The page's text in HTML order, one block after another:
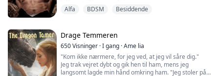
ansigt.
forudsige og endnu sværere at forsvare sig imod.
Oven i alt andet var parringsbåndet tilbage med fuld
styrke, og det gjorde Ava hyperbevidst om hvert eneste
kontaktpunkt, hvor Xaviers krop rørte hendes egen.
Hendes krop begyndte at varme op af sig selv,
Alfa BDSM Besiddende
Drage Temmeren
650Visninger ·I gang ·Ame lia
"Kom ikke nærmere, for jeg ved, at jeg vil såre dig."
Jeg trak vejret dybt og gik hen til ham, mens jeg
langsomt lagde min hånd omkring ham. "Jeg stoler på